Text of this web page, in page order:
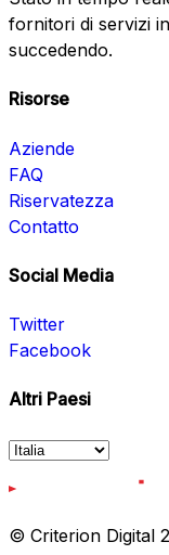
fornitori di servizi
succedendo.
Risorse
Aziende
FAQ
Riservatezza
Contatto
Social Media
Twitter
Facebook
Altri Paesi
© Criterion Digital